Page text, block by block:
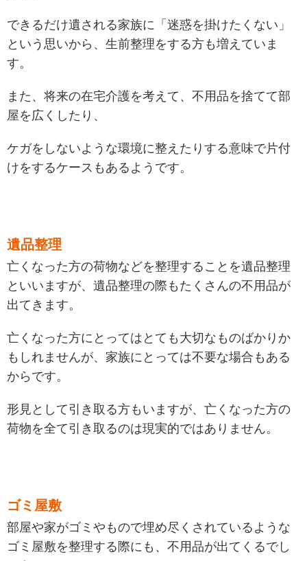
できるだけ遺される家族に「迷惑を掛けたくない」
という思いから、生前整理をする方も増えていま
す。
また、将来の在宅介護を考えて、不用品を捨てて部
屋を広くしたり、
ケガをしないような環境に整えたりする意味で片付
けをするケースもあるようです。
遺品整理
亡くなった方の荷物などを整理することを遺品整理
といいますが、遺品整理の際もたくさんの不用品が
出てきます。
亡くなった方にとってはとても大切なものばかりか
もしれませんが、家族にとっては不要な場合もある
からです。
形見として引き取る方もいますが、亡くなった方の
荷物を全て引き取るのは現実的ではありません。
ゴミ屋敷
部屋や家がゴミやもので埋め尽くされているような
ゴミ屋敷を整理する際にも、不用品が出てくるでし